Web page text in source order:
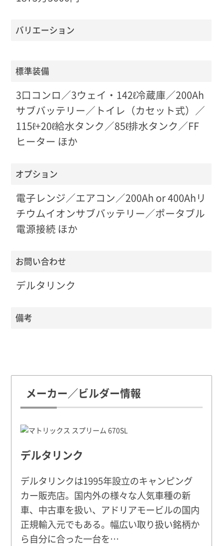
バリエーション
標準装備
3口コンロ／3ウェイ・142ℓ冷蔵庫／200Ah
サブバッテリー／トイレ（カセット式）／
115ℓ+20ℓ給水タンク／85ℓ排水タンク／FF
ヒーター ほか
オプション
電子レンジ／エアコン／200Ah or 400Ahリ
チウムイオンサブバッテリー／ポータブル
電源接続 ほか
お問い合わせ
デルタリンク
備考
メーカー／ビルダー情報
デルタリンク
デルタリンクは1995年設立のキャンピング
カー販売店。国内外の様々な人気車種の新
車、中古車を扱い、アドリアモービルの国内
正規輸入元でもある。幅広い取り扱い銘柄か
ら自分に合った一台を…